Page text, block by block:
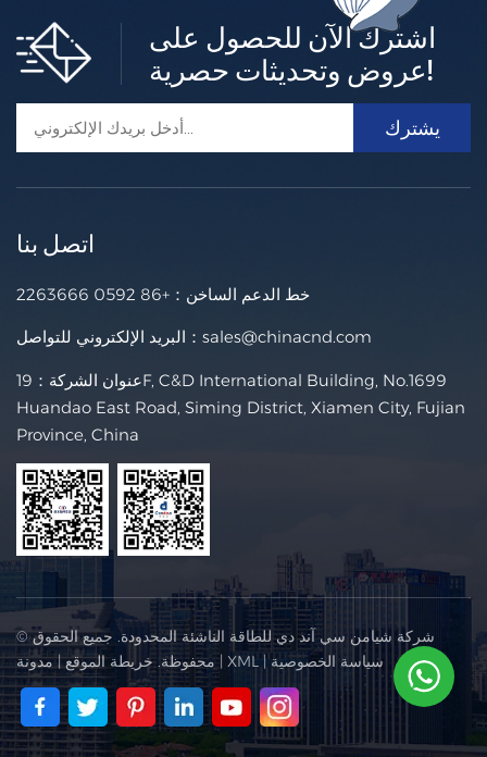
اشترك الآن للحصول على
عروض وتحديثات حصرية!
اتصل بنا
خط الدعم الساخن： +86 0592 2263666
البريد الإلكتروني للتواصل： sales@chinacnd.com
عنوان الشركة：19F, C&D International Building, No.1699
Huandao East Road, Siming District, Xiamen City, Fujian
Province, China
© شركة شيامن سي آند دي للطاقة الناشئة المحدودة. جميع الحقوق
محفوظة.خريطة الموقع|مدونة | XML |سياسة الخصوصية